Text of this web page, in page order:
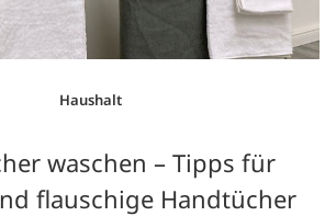
Haushalt
waschen – Tipps für
flauschige Handtücher